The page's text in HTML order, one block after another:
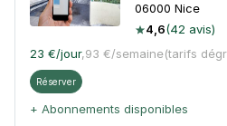
06000 Nice
4,6(42 avis)
23 €/jour,93 €/semaine(tarifs
Réserver
+ Abonnements disponibles